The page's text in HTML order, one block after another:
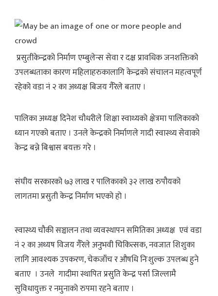
प्रसुतीकेन्द्रको निर्माण एम्बुलेन्स सेवा र दक्ष प्रावधिक जनशक्तिको
उपलब्धताका कारण महिलाहरुकालागि केन्द्रको संचालन महत्वपूर्ण
रहेको वडा नं २ का अध्यक्ष बिजय गैरेले बताए ।
पालिका अध्यक्ष दिनेश चौधरीले शिक्षा स्वाथ्यको क्षेत्रमा पालिकाको
ध्यान गएको बताए । उनले केन्द्रको निर्माणले गादी स्वास्थ्य सेवाको
केन्द्र बन्ने बिश्वास बयक्त गरे ।
संघीय सरकारको ७३ लाख र पालिकाको ३२ लाख रुपौयको
लागतमा प्रसुती केन्द्र निर्माण भएको हो ।
स्वास्थ्य चौकी सञ्चालन तथा व्यवस्थापन समितिका अध्यक्ष एवं वडा
नं २ का अध्यष विजय गैरेले अनुभवी चिकित्सक, नवजात शिशुका
लागि आवश्यक उपकरण, चेकजाँच र औषधि निःशुल्क उपलब्ध हुने
बताए । उनले गादीमा स्थापित प्रसुति केन्द्र पर्सा जिल्लामै
सुविधायुक्त र नमुनाको रुपमा रहने बताए ।